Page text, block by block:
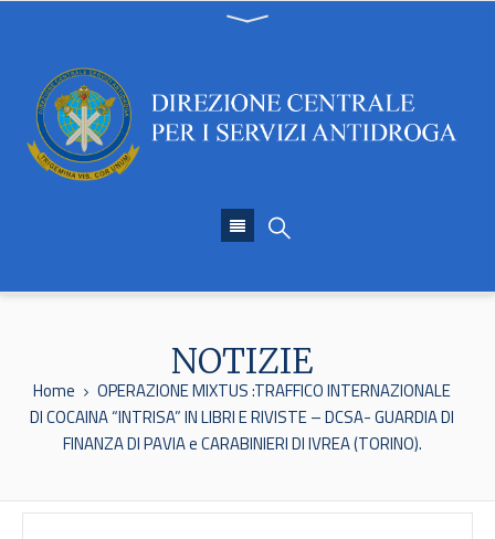
NOTIZIE
Home
OPERAZIONE MIXTUS :TRAFFICO INTERNAZIONALE
DI COCAINA “INTRISA” IN LIBRI E RIVISTE – DCSA- GUARDIA DI
FINANZA DI PAVIA e CARABINIERI DI IVREA (TORINO).